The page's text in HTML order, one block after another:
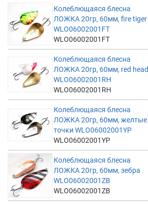
Колеблющаяся блесна
ЛОЖКА 20гр, 60мм, fire tiger
WLO06002001FT
WLO06002001FT
Колеблющаяся блесна
ЛОЖКА 20гр, 60мм, red head
WLO06002001RH
WLO06002001RH
Колеблющаяся блесна
ЛОЖКА 20гр, 60мм, желтые
точки WLO06002001YP
WLO06002001YP
Колеблющаяся блесна
ЛОЖКА 20гр, 60мм, зебра
WLO06002001ZB
WLO06002001ZB